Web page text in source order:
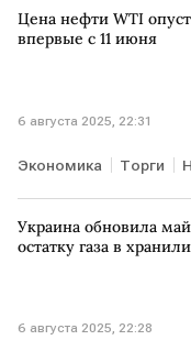
Цена нефти WTI
впервые с 11 июня
6 августа 2025, 22:31
Экономика Торги
Украина обновила
остатку газа в
6 августа 2025, 22:28